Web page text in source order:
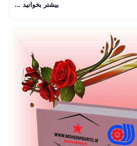
بیشتر بخوانید ...